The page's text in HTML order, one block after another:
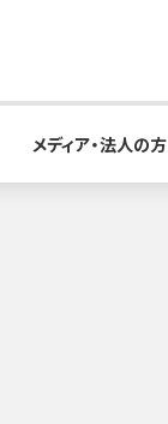
メディア・法人の方